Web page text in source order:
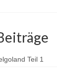
Teil 1